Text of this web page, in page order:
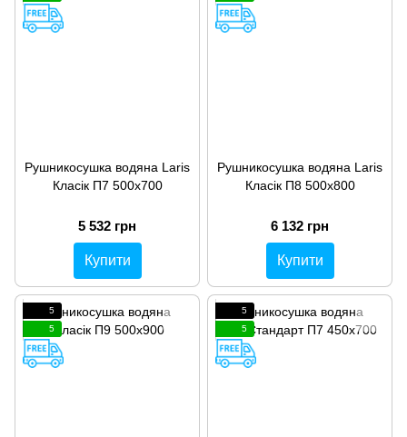
Рушникосушка водяна Laris
Класік П7 500х700
5 532 грн
Купити
Рушникосушка водяна Laris
Класік П8 500х800
6 132 грн
Купити
5
5
5
5